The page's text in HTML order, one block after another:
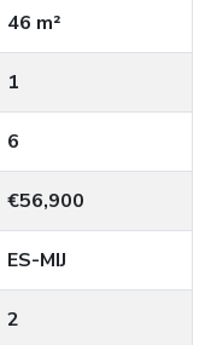
46 m²
1
6
€56,900
ES-MIJ
2